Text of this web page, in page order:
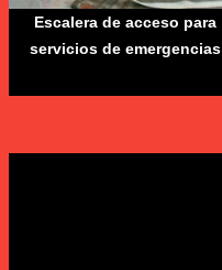
Escalera de acceso para
servicios de emergencias